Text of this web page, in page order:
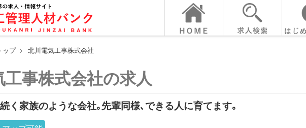
ップ 北川電気工事株式会社
工事株式会社の求人
く家族のような会社｡先輩同様､できる人に育てます｡